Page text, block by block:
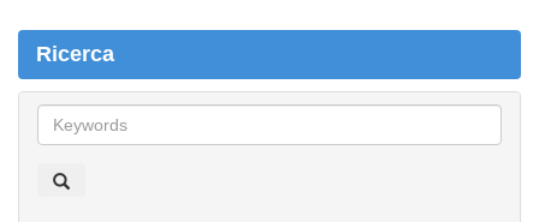
Ricerca
i